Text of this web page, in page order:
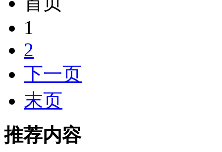
1
2
下一页
末页
推荐内容